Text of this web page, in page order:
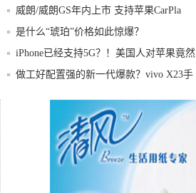
威朗/威朗GS年内上市 支持苹果CarPla
是什么“琥珀”价格如此惊爆？
iPhone已经支持5G？！美国人对苹果竟然
做工好配置强的新一代爆款？vivo X23手
传说中的散热黑科技 南孚QI无线充电器不